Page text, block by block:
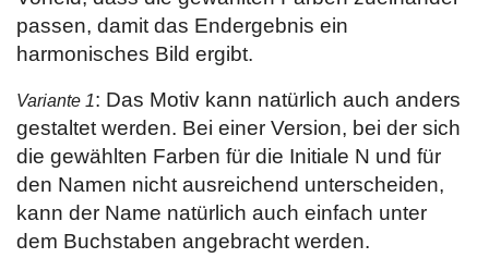
passen, damit das Endergebnis ein
harmonisches Bild ergibt.
Variante 1: Das Motiv kann natürlich auch anders
gestaltet werden. Bei einer Version, bei der sich
die gewählten Farben für die Initiale N und für
den Namen nicht ausreichend unterscheiden,
kann der Name natürlich auch einfach unter
dem Buchstaben angebracht werden.